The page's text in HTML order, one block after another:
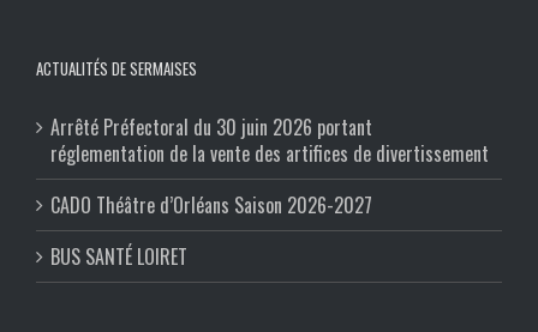
ACTUALITÉS DE SERMAISES
Arrêté Préfectoral du 30 juin 2026 portant
réglementation de la vente des artifices de divertissement
CADO Théâtre d’Orléans Saison 2026-2027
BUS SANTÉ LOIRET